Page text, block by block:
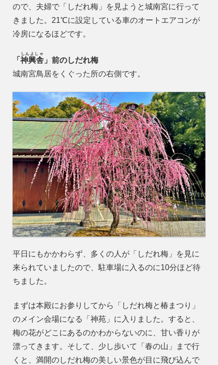
ので、夫婦で「しだれ梅」を見ようと城南宮に行って
きました。21℃に設定している車のオートエアコンが
冷房になるほどです。
「 神興舎
しんよしゃ
」前のしだれ梅
城南宮鳥居をくぐった所の右側です。
平日にもかかわらず、多くの人が「しだれ梅」を見に
来られていましたので、駐車場に入るのに10分ほど待
ちました。
まずは本殿にお参りしてから「しだれ梅と椿まつり」
のメイン会場になる「神苑」に入りました。すると、
梅の花がどこにあるのかわからないのに、甘い香りが
漂ってきます。そして、少し歩いて「春の山」まで行
くと、満開のしだれ梅の美しい景色が目に飛び込んで